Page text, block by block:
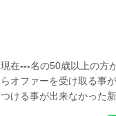
現在---名の50歳以上の方
らオファーを受け取る事
つける事が出来なかった